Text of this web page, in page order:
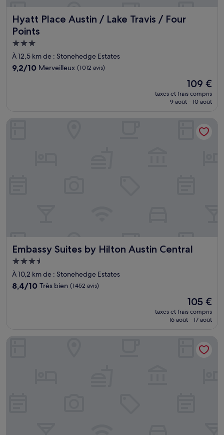
Hyatt Place Austin / Lake Travis / Four
Points
Hyatt Place Austin / Lake Travis / Four Points
Hébergement
3.0 étoiles
À 12,5 km de : Stonehedge Estates
9.2
9,2/10 Merveilleux (1 012 avis)
Le
nouveau
prix
109 €
109 €
taxes et frais compris
9 août - 10 août
Embassy Suites by Hilton Austin Central
Embassy Suites by Hilton Austin Central
Hébergement
3.5 étoiles
À 10,2 km de : Stonehedge Estates
8.4
8,4/10 Très bien (1 452 avis)
Le
nouveau
prix
de
105 €
105 €
taxes et frais compris
16 août - 17 août
Embassy Suites by Hilton Austin Central